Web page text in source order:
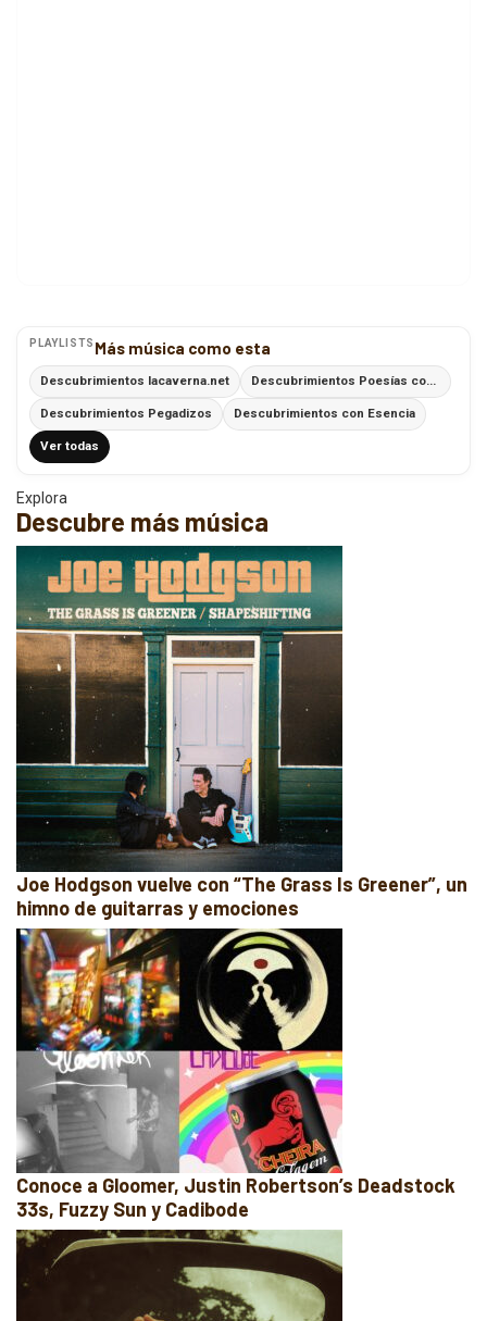
PLAYLISTS Más música como esta
Descubrimientos lacaverna.net Descubrimientos Poesías con Ritmo
Descubrimientos Pegadizos Descubrimientos con Esencia
Ver todas
Explora
Descubre más música
Joe Hodgson vuelve con “The Grass Is Greener”, un
himno de guitarras y emociones
Conoce a Gloomer, Justin Robertson’s Deadstock
33s, Fuzzy Sun y Cadibode